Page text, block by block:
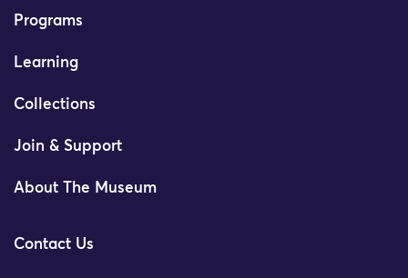
Programs
Learning
Collections
Join & Support
About The Museum
Contact Us